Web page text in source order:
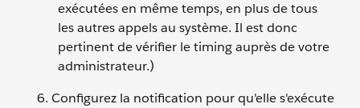
exécutées en même temps, en plus de tous
les autres appels au système. Il est donc
pertinent de vérifier le timing auprès de votre
administrateur.)
Configurez la notification pour qu'elle s'exécute